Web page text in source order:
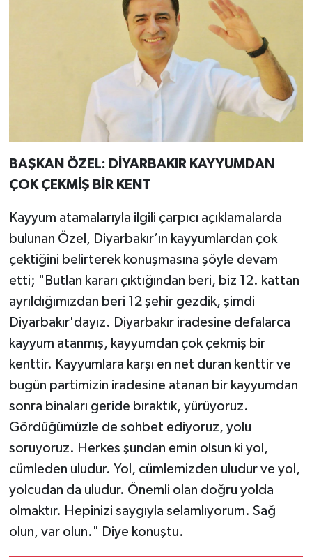
BAŞKAN ÖZEL: DİYARBAKIR KAYYUMDAN
ÇOK ÇEKMİŞ BİR KENT
Kayyum atamalarıyla ilgili çarpıcı açıklamalarda
bulunan Özel, Diyarbakır’ın kayyumlardan çok
çektiğini belirterek konuşmasına şöyle devam
etti; "Butlan kararı çıktığından beri, biz 12. kattan
ayrıldığımızdan beri 12 şehir gezdik, şimdi
Diyarbakır'dayız. Diyarbakır iradesine defalarca
kayyum atanmış, kayyumdan çok çekmiş bir
kenttir. Kayyumlara karşı en net duran kenttir ve
bugün partimizin iradesine atanan bir kayyumdan
sonra binaları geride bıraktık, yürüyoruz.
Gördüğümüzle de sohbet ediyoruz, yolu
soruyoruz. Herkes şundan emin olsun ki yol,
cümleden uludur. Yol, cümlemizden uludur ve yol,
yolcudan da uludur. Önemli olan doğru yolda
olmaktır. Hepinizi saygıyla selamlıyorum. Sağ
olun, var olun." Diye konuştu.